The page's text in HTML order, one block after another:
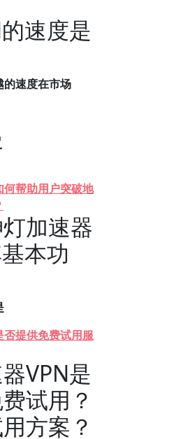
速度是
的速度在市场
帮助用户突破地
加速器
本功
提供免费试用服
VPN是
试用？
方案？